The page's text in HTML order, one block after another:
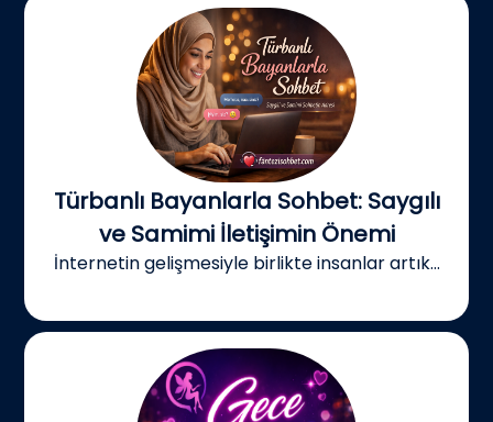
Türbanlı Bayanlarla Sohbet: Saygılı
ve Samimi İletişimin Önemi
İnternetin gelişmesiyle birlikte insanlar artık...